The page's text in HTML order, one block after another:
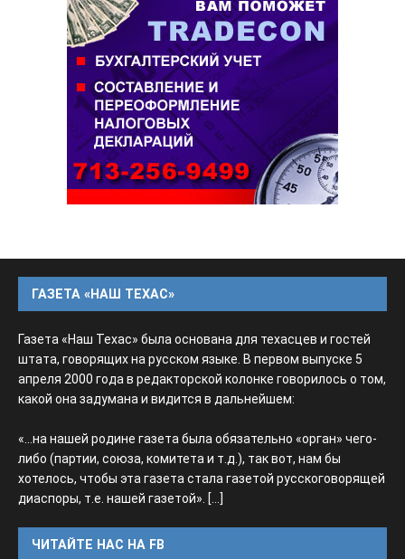
ГАЗЕТА «НАШ ТЕХАС»
Газета «Наш Техас» была основана для техасцев и гостей
штата, говорящих на русском языке. В первом выпуске 5
апреля 2000 года в редакторской колонке говорилось о том,
какой она задумана и видится в дальнейшем:
«...на нашей родине газета была обязательно «орган» чего-
либо (партии, союза, комитета и т.д.), так вот, нам бы
хотелось, чтобы эта газета стала газетой русскоговорящей
диаспоры, т.е. нашей газетой». [...]
ЧИТАЙТЕ НАС НА FB